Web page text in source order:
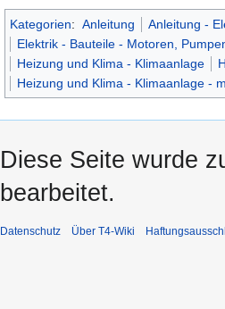
Kategorien: Anleitung
Anleitung -
Elektrik - Bauteile - Motoren,
Heizung und Klima - Klimaanlage
Heizung und Klima - Klimaanlage -
Diese Seite wurde
bearbeitet.
Datenschutz Über T4-Wiki